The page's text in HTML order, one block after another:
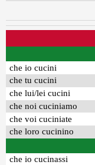
che io cucini
che tu cucini
che lui/lei cucini
che noi cuciniamo
che voi cuciniate
che loro cucinino
che io cucinassi